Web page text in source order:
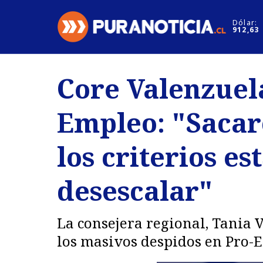
Dólar:
912,63
Regiones
Deportes Motores
Core
Empleo:
los criterios
desescalar"
La consejera regional, Tania
los masivos despidos en Pro-